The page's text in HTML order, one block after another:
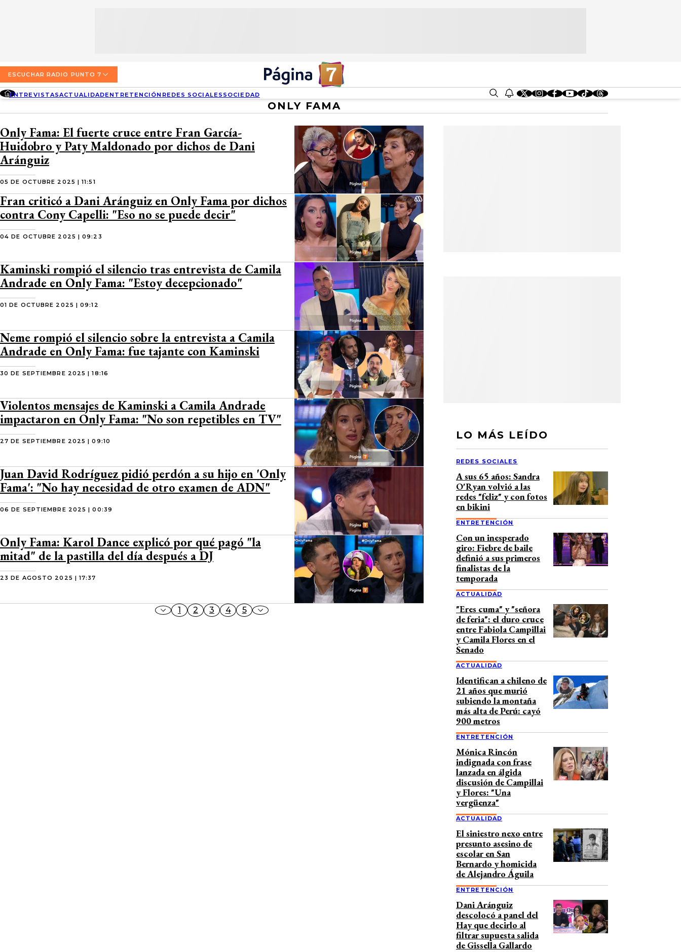
ACTUALIDAD
ENTRETENCIÓN
SOCIEDAD
CONCEPCIÓN
TEMUCO
VALDIVIA
OSORNO
PUERTO MONTT
QUIÉNES SOMOS
DIRECCIONES
CONTACTO COMERCIAL
TARIFAS POLÍTICAS PÁGINA 7
TARIFAS POLÍTICAS RADIO PUNTO 7
POLÍTICA DE PRIVACIDAD
ESCUCHAR RADIO PUNTO 7
ENTREVISTASACTUALIDADENTRETENCIÓN REDES SOCIALES SOCIEDAD
ONLY FAMA
Only Fama: El fuerte cruce entre Fran García-
Huidobro y Paty Maldonado por dichos de Dani
Aránguiz
05 DE OCTUBRE 2025 | 11:51
Fran criticó a Dani Aránguiz en Only Fama por dichos
contra Cony Capelli: "Eso no se puede decir"
04 DE OCTUBRE 2025 | 09:23
Kaminski rompió el silencio tras entrevista de Camila
Andrade en Only Fama: "Estoy decepcionado"
01 DE OCTUBRE 2025 | 09:12
Neme rompió el silencio sobre la entrevista a Camila
Andrade en Only Fama: fue tajante con Kaminski
30 DE SEPTIEMBRE 2025 | 18:16
Violentos mensajes de Kaminski a Camila Andrade
impactaron en Only Fama: "No son repetibles en TV"
27 DE SEPTIEMBRE 2025 | 09:10
Juan David Rodríguez pidió perdón a su hijo en 'Only
Fama': "No hay necesidad de otro examen de ADN"
06 DE SEPTIEMBRE 2025 | 00:39
Only Fama: Karol Dance explicó por qué pagó "la
mitad" de la pastilla del día después a DJ
23 DE AGOSTO 2025 | 17:37
1 2 3 4 5
LO MÁS LEÍDO
REDES SOCIALES
A sus 65 años: Sandra
O'Ryan volvió a las
redes "feliz" y con fotos
en bikini
ENTRETENCIÓN
Con un inesperado
giro: Fiebre de baile
definió a sus primeros
finalistas de la
temporada
ACTUALIDAD
"Eres cuma" y "señora
de feria": el duro cruce
entre Fabiola Campillai
y Camila Flores en el
Senado
ACTUALIDAD
Identifican a chileno de
21 años que murió
subiendo la montaña
más alta de Perú: cayó
900 metros
ENTRETENCIÓN
Mónica Rincón
indignada con frase
lanzada en álgida
discusión de Campillai
y Flores: "Una
vergüenza"
ACTUALIDAD
El siniestro nexo entre
presunto asesino de
escolar en San
Bernardo y homicida
de Alejandro Águila
ENTRETENCIÓN
Dani Aránguiz
descolocó a panel del
Hay que decirlo al
filtrar supuesta salida
de Gissella Gallardo